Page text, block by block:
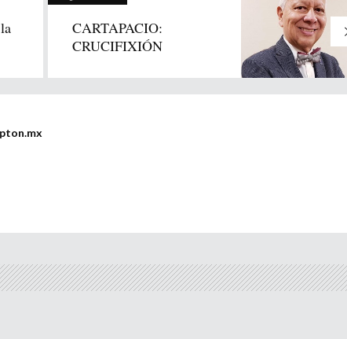
CARTAPACIO:
CRUCIFIXIÓN